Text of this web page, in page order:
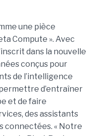
une pièce
Compute ». Avec
dans la nouvelle
conçus pour
de l’intelligence
d’entraîner
et de faire
des assistants
connectées. « Notre